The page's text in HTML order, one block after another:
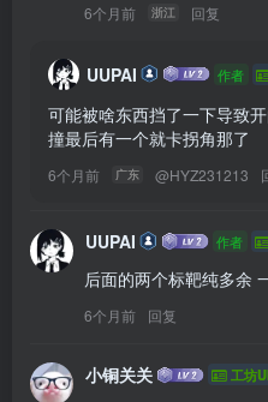
6个月前 浙江 回复
UUPAI 作者
可能被啥东西挡了一下导致
撞最后有一个就卡拐角那了
6个月前 广东 @HYZ231213
UUPAI 作者
后面的两个标靶纯多余
6个月前 回复
小铜关关 工坊